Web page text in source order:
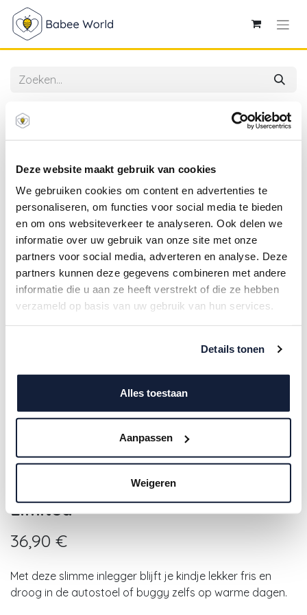
Deze website maakt gebruik van cookies
We gebruiken cookies om content en advertenties te
personaliseren, om functies voor social media te bieden
en om ons websiteverkeer te analyseren. Ook delen we
informatie over uw gebruik van onze site met onze
partners voor social media, adverteren en analyse. Deze
partners kunnen deze gegevens combineren met andere
informatie die u aan ze heeft verstrekt of die ze hebben
verzameld op basis van uw gebruik van hun services.
Details tonen
Alles toestaan
Aanpassen
Weigeren
Aeromoov | Inlegkussen Air Layer Autostoel Gr 2/3
Cherries Limited
Aeromoov | Inlegkussen Air
Layer Autostoel Gr 2/3 Cherries
Limited
36,90 €
Met deze slimme inlegger blijft je kindje lekker fris en
droog in de autostoel of buggy zelfs op warme dagen.